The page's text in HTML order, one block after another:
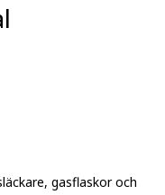
gasflaskor och